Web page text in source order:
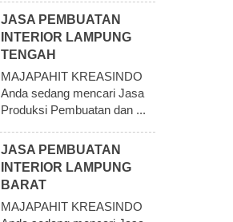
JASA PEMBUATAN
INTERIOR LAMPUNG
TENGAH
MAJAPAHIT KREASINDO
Anda sedang mencari Jasa
Produksi Pembuatan dan ...
JASA PEMBUATAN
INTERIOR LAMPUNG
BARAT
MAJAPAHIT KREASINDO